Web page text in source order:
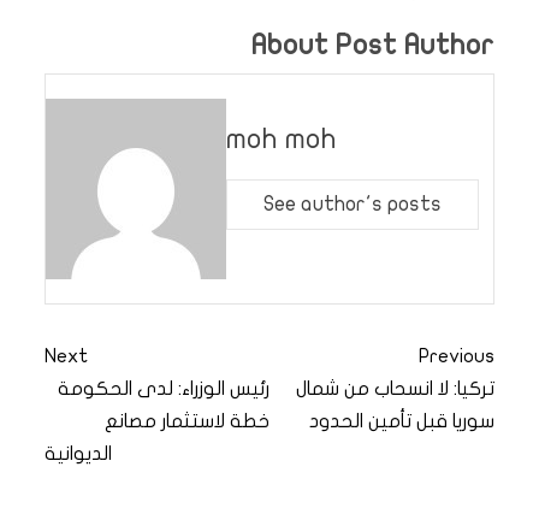
About Post Author
moh moh
See author's posts
Previous
تركيا: لا انسحاب من شمال
سوريا قبل تأمين الحدود
Next
رئيس الوزراء: لدى الحكومة
خطة لاستثمار مصانع
الديوانية